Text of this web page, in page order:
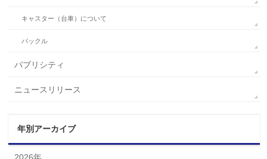
キャスター（台車）について
バックル
パブリシティ
ニュースリリース
年別アーカイブ